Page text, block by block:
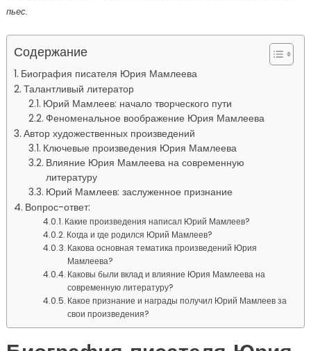
пьес.
Содержание
Биография писателя Юрия Мамлеева
Талантливый литератор
Юрий Мамлеев: начало творческого пути
Феноменальное воображение Юрия Мамлеева
Автор художественных произведений
Ключевые произведения Юрия Мамлеева
Влияние Юрия Мамлеева на современную
литературу
Юрий Мамлеев: заслуженное признание
Вопрос-ответ:
Какие произведения написал Юрий Мамлеев?
Когда и где родился Юрий Мамлеев?
Какова основная тематика произведений Юрия
Мамлеева?
Каковы были вклад и влияние Юрия Мамлеева на
современную литературу?
Какое признание и награды получил Юрий Мамлеев за
свои произведения?